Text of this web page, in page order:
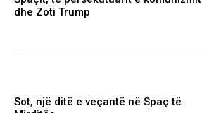
dhe Zoti Trump
Sot, një ditë e veçantë në Spaç të